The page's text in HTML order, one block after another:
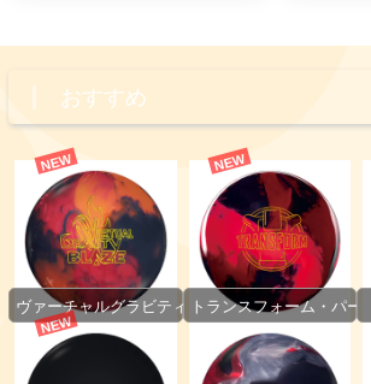
おすすめ
NEW
ヴァーチャルグラビティ・ブレイズ
NEW
トランスフォーム・パール
NEW